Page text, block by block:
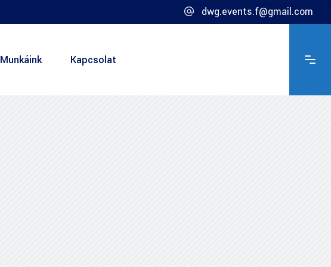
dwg.events.f@gmail.com
Munkáink Kapcsolat